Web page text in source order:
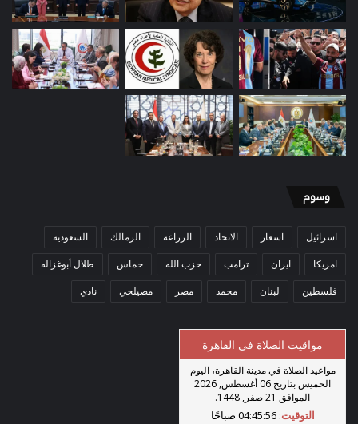
وسوم
اسرائيل اسعار الاتحاد الزراعة الزمالك السعودية
امريكا ايران ترامب حزب الله حماس طلال أبوغزاله
فلسطين لبنان محمد مصر مصيلحي نادي